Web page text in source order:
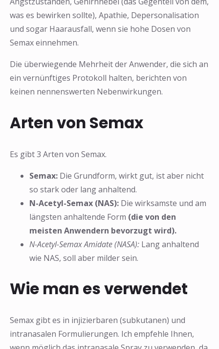
was es bewirken sollte), Apathie, Depersonalisation
und sogar Haarausfall, wenn sie hohe Dosen von
Semax einnehmen.
Die überwiegende Mehrheit der Anwender, die sich an
ein vernünftiges Protokoll halten, berichten von
keinen nennenswerten Nebenwirkungen.
Arten von Semax
Es gibt 3 Arten von Semax.
Semax: Die Grundform, wirkt gut, ist aber nicht
so stark oder lang anhaltend.
N-Acetyl-Semax (NAS): Die wirksamste und am
längsten anhaltende Form (die von den
meisten Anwendern bevorzugt wird).
N-Acetyl-Semax Amidate (NASA): Lang anhaltend
wie NAS, soll aber milder sein.
Wie man es verwendet
Semax gibt es in injizierbaren (subkutanen) und
intranasalen Formulierungen. Ich empfehle Ihnen,